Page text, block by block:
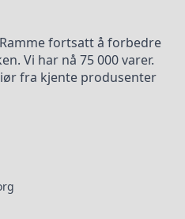
fortsatt å forbedre
Vi har nå 75 000 varer.
fra kjente produsenter